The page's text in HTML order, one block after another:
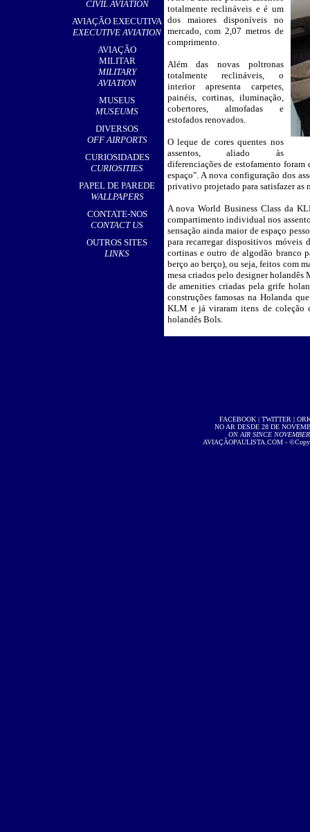
CIVIL AVIATION
AVIAÇÃO EXECUTIVA
EXECUTIVE AVIATION
AVIAÇÃO
MILITAR
MILITARY
AVIATION
MUSEUS
MUSEUMS
DIVERSOS
OFF AIRPORTS
CURIOSIDADES
CURIOSITIES
PAPEL DE PAREDE
WALLPAPERS
CONTATE-NOS
CONTACT US
OUTROS SITES
LINKS
totalmente reclináveis e é um
dos maiores disponíveis no
mercado, com 2,07 metros de
comprimento.
Além das novas poltronas
totalmente reclináveis, o
interior apresenta carpetes,
painéis, cortinas, iluminação,
cobertores, almofadas e
estofados renovados.
O leque de cores quentes nos
assentos, aliado às
diferenciações de estofamento
espaço". A nova configuração dos
privativo projetado para satisfazer as
A nova World Business Class da
compartimento individual nos
sensação ainda maior de espaço
para recarregar dispositivos
cortinas e outro de algodão branco
berço ao berço), ou seja, feitos com
mesa criados pelo designer holandês
de amenities criadas pela grife
construções famosas na Holanda
KLM e já viraram itens de coleção
holandês Bols.
FACEBOOK| TWITTER |
NO AR DESDE 28 DE
ON AIR SINCE
AVIAÇÃOPAULISTA.COM -